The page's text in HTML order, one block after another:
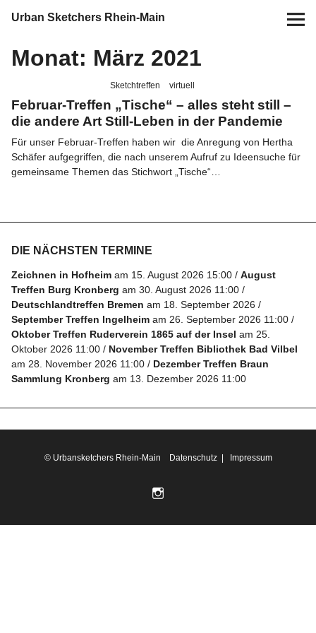
Urban Sketchers Rhein-Main
Home
Zeichen-Projekte
Info
Kontakt
Folge
uns
Instagram
Monat: März 2021
Sketchtreffen virtuell
Februar-Treffen „Tische“ – alles steht still –
die andere Art Still-Leben in der Pandemie
Für unser Februar-Treffen haben wir die Anregung von Hertha
Schäfer aufgegriffen, die nach unserem Aufruf zu Ideensuche für
gemeinsame Themen das Stichwort „Tische“…
DIE NÄCHSTEN TERMINE
Zeichnen in Hofheim am 15. August 2026 15:00
August
Treffen Burg Kronberg am 30. August 2026 11:00
Deutschlandtreffen Bremen am 18. September 2026
September Treffen Ingelheim am 26. September 2026 11:00
Oktober Treffen Ruderverein 1865 auf der Insel am 25.
Oktober 2026 11:00
November Treffen Bibliothek Bad Vilbel
am 28. November 2026 11:00
Dezember Treffen Braun
Sammlung Kronberg am 13. Dezember 2026 11:00
© Urbansketchers Rhein-Main Datenschutz| Impressum